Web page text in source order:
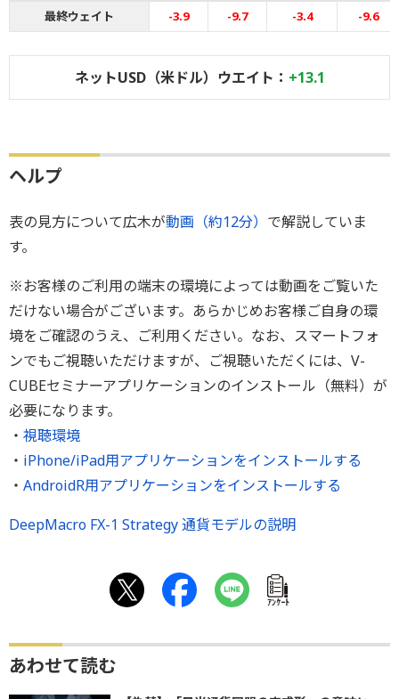
最終ウェイト
-3.9 -9.7 -3.4 -9.6
ネットUSD（米ドル）ウエイト： +13.1
ヘルプ
表の見方について広木が動画（約12分） で解説していま
す。
※お客様のご利用の端末の環境によっては動画をご覧いた
だけない場合がございます。あらかじめお客様ご自身の環
境をご確認のうえ、ご利用ください。なお、スマートフォ
ンでもご視聴いただけますが、ご視聴いただくには、V-
CUBEセミナーアプリケーションのインストール（無料）が
必要になります。
・ 視聴環境
・ iPhone/iPad用アプリケーションをインストールする
・ AndroidR用アプリケーションをインストールする
DeepMacro FX-1 Strategy 通貨モデルの説明
ｱﾝｹｰﾄ
あわせて読む